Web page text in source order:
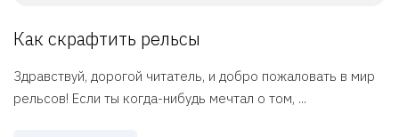
Как скрафтить рельсы
Здравствуй, дорогой читатель, и добро пожаловать в мир
рельсов! Если ты когда-нибудь мечтал о том, ...